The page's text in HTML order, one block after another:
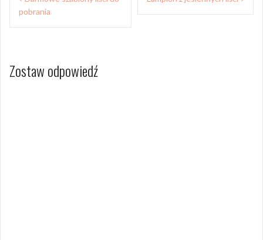
wpisu
pobrania
Zostaw odpowiedź